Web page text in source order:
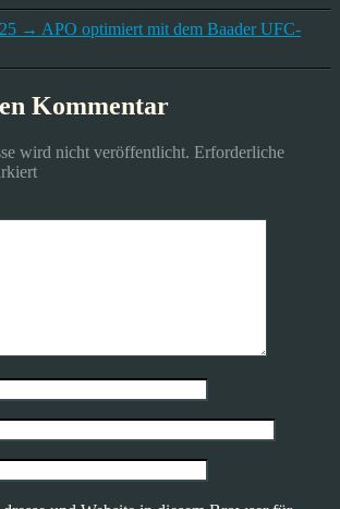
→ APO optimiert mit dem Baader UFC-
Kommentar
wird nicht veröffentlicht. Erforderliche